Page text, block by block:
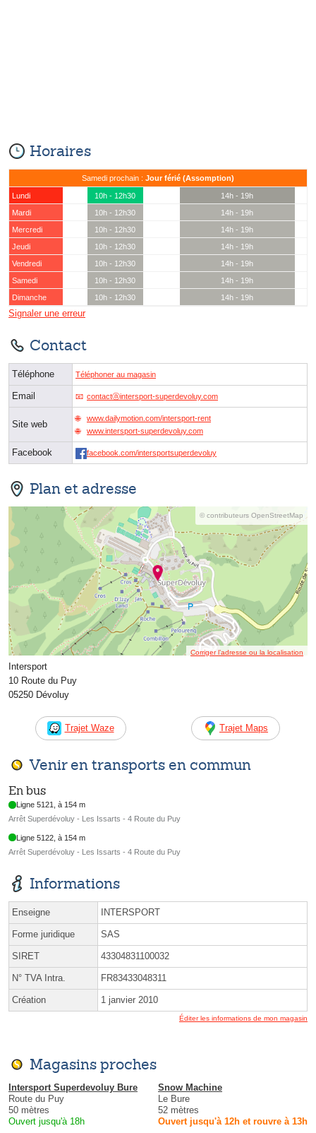
Horaires
Samedi prochain : Jour férié (Assomption)
Lundi 10h - 12h30
14h - 19h
Mardi
10h - 12h30
14h - 19h
Mercredi
10h - 12h30
14h - 19h
Jeudi
10h - 12h30
14h - 19h
Vendredi
10h - 12h30
14h - 19h
Samedi
10h - 12h30
14h - 19h
Dimanche
10h - 12h30 14h - 19h
Signaler une erreur
Contact
Téléphone Téléphoner au magasin
Email contactⓐintersport-superdevoluy.com
Site web
www.dailymotion.com/intersport-rent
www.intersport-superdevoluy.com
Facebook facebook.com/intersportsuperdevoluy
Plan et adresse
© contributeurs OpenStreetMap
Corriger l’adresse ou la localisation
Intersport
10 Route du Puy
05250 Dévoluy
Trajet Waze Trajet Maps
Venir en transports en commun
En bus
Ligne 5121, à 154 m
Arrêt Superdévoluy - Les Issarts - 4 Route du Puy
Ligne 5122, à 154 m
Arrêt Superdévoluy - Les Issarts - 4 Route du Puy
Informations
Enseigne INTERSPORT
Forme juridique SAS
SIRET 43304831100032
N° TVA Intra. FR83433048311
Création 1 janvier 2010
Éditer les informations de mon magasin
Magasins proches
Intersport Superdevoluy Bure
Route du Puy
50 mètres
Ouvert jusqu'à 18h
Snow Machine
Le Bure
52 mètres
Ouvert jusqu'à 12h et rouvre à 13h